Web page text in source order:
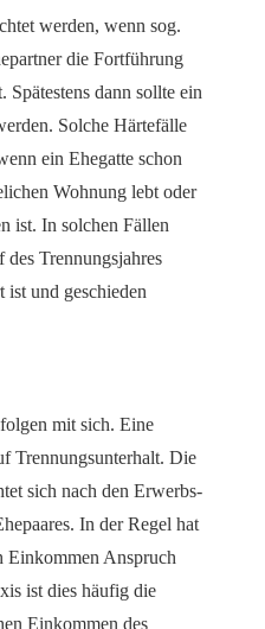
werden, wenn sog.
die Fortführung
dann sollte ein
Solche Härtefälle
ein Ehegatte schon
Wohnung lebt oder
ist. In solchen Fällen
Trennungsjahres
ist und geschieden
mit sich. Eine
Trennungsunterhalt. Die
sich nach den Erwerbs-
In der Regel hat
Einkommen Anspruch
ist dies häufig die
Einkommen des